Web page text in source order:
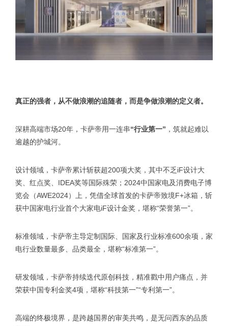
真正的强者，从不做浪潮的追随者，而是争做浪潮的定义者。
深耕高端市场20年，卡萨帝用一连串“行业第一” ，筑就起难以
逾越的护城河。
设计领域，卡萨帝累计斩获超200项大奖，其中不乏iF设计大
奖、红点奖、IDEA奖等国际殊荣；2024中国家电及消费电子博
览会（AWE2024）上，凭借全球首发的卡萨帝致境F+冰箱，斩
获中国家电行业首个大家电iF设计金奖，堪称“荣誉第一”。
标准领域，卡萨帝主导定制国际、国家及行业标准600余项，家
电行业数量最多、品类最全，堪称“标准第一”。
研发领域，卡萨帝持续迭代原创科技，精准戳中用户痛点，并
荣获中国专利金奖4项，堪称“科技第一”“专利第一”。
高端的终极境界，是跨越国界的审美共鸣，是无问西东的品质